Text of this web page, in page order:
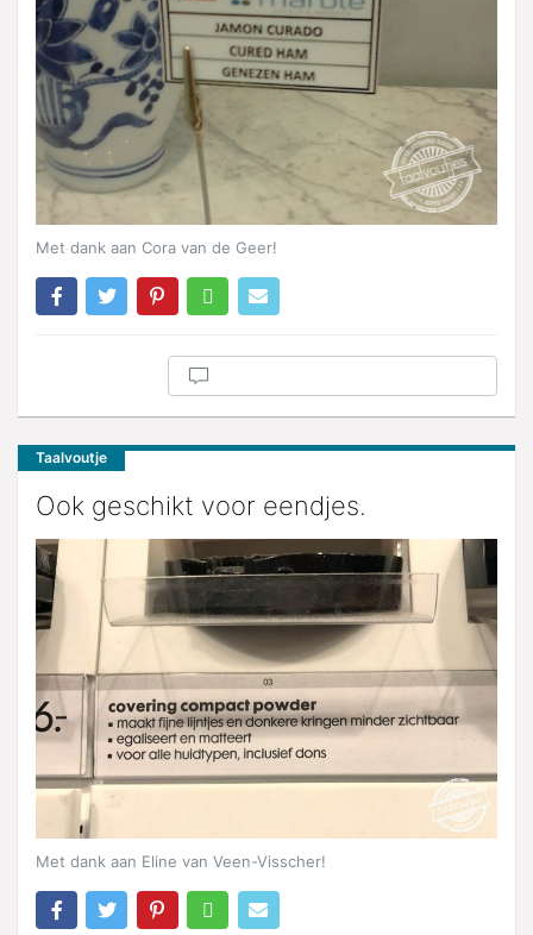
Met dank aan Cora van de Geer!
Taalvoutje
Ook geschikt voor eendjes.
Met dank aan Eline van Veen-Visscher!